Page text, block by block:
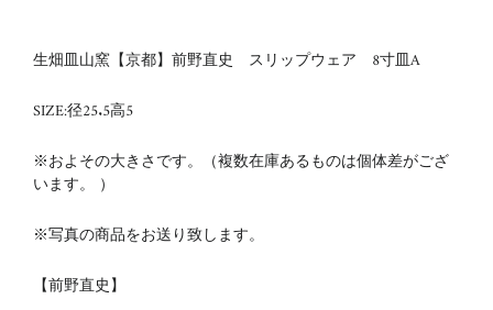
生畑皿山窯【京都】前野直史 スリップウェア 8寸皿A
SIZE:径25.5高5
※およその大きさです。（複数在庫あるものは個体差がござ
います。 ）
※写真の商品をお送り致します。
【前野直史】